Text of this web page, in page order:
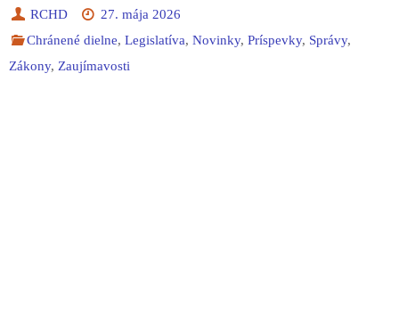
RCHD
27. mája 2026
Chránené dielne,Legislatíva,Novinky,Príspevky, Správy,
Zákony, Zaujímavosti